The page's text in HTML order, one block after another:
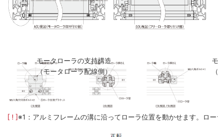
モータローラの支持構造
（モータローラ配線側）
[ ! ]※1：アルミフレームの溝に沿ってローラ位置を動かせます。ロ